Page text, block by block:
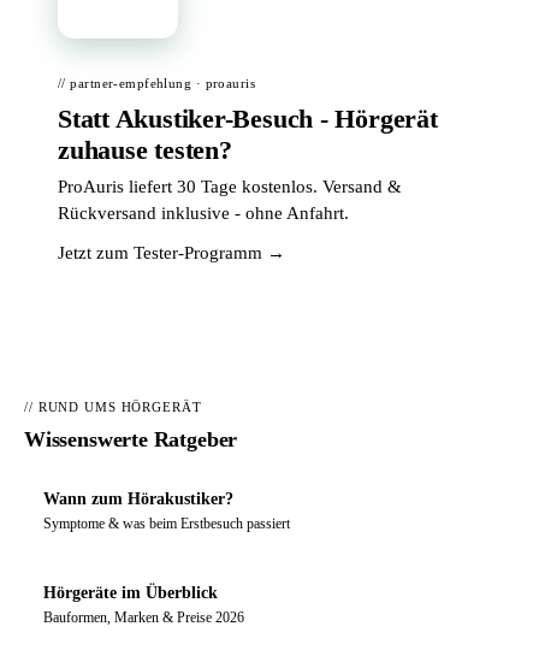
// partner-empfehlung · proauris
Statt Akustiker-Besuch - Hörgerät
zuhause testen?
ProAuris liefert 30 Tage kostenlos. Versand &
Rückversand inklusive - ohne Anfahrt.
Jetzt zum Tester-Programm →
// RUND UMS HÖRGERÄT
Wissenswerte Ratgeber
Wann zum Hörakustiker?
Symptome & was beim Erstbesuch passiert
Hörgeräte im Überblick
Bauformen, Marken & Preise 2026